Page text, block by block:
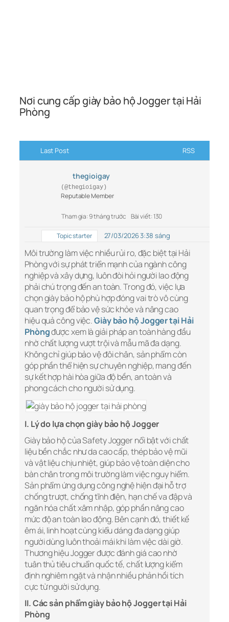
Nơi cung cấp giày bảo hộ Jogger tại Hải
Phòng
Last Post RSS
thegioigay
(@thegioigay)
Reputable Member
Tham gia: 9 tháng trước Bài viết: 130
Topic starter 27/03/2026 3:38 sáng
Môi trường làm việc nhiều rủi ro, đặc biệt tại Hải
Phòng với sự phát triển mạnh của ngành công
nghiệp và xây dựng, luôn đòi hỏi người lao động
phải chú trọng đến an toàn. Trong đó, việc lựa
chọn giày bảo hộ phù hợp đóng vai trò vô cùng
quan trọng để bảo vệ sức khỏe và nâng cao
hiệu quả công việc.Giày bảo hộ Jogger tại Hải
Phòngđược xem là giải pháp an toàn hàng đầu
nhờ chất lượng vượt trội và mẫu mã đa dạng.
Không chỉ giúp bảo vệ đôi chân, sản phẩm còn
góp phần thể hiện sự chuyên nghiệp, mang đến
sự kết hợp hài hòa giữa độ bền, an toàn và
phong cách cho người sử dụng.
I. Lý do lựa chọn giày bảo hộ Jogger
Giày bảo hộ của Safety Jogger nổi bật với chất
liệu bền chắc như da cao cấp, thép bảo vệ mũi
và vật liệu chịu nhiệt, giúp bảo vệ toàn diện cho
bàn chân trong môi trường làm việc nguy hiểm.
Sản phẩm ứng dụng công nghệ hiện đại hỗ trợ
chống trượt, chống tĩnh điện, hạn chế va đập và
ngăn hóa chất xâm nhập, góp phần nâng cao
mức độ an toàn lao động. Bên cạnh đó, thiết kế
êm ái, linh hoạt cùng kiểu dáng đa dạng giúp
người dùng luôn thoải mái khi làm việc dài giờ.
Thương hiệu Jogger được đánh giá cao nhờ
tuân thủ tiêu chuẩn quốc tế, chất lượng kiểm
định nghiêm ngặt và nhận nhiều phản hồi tích
cực từ người sử dụng.
II. Các sản phẩm giày bảo hộ Jogger tại Hải
Phòng